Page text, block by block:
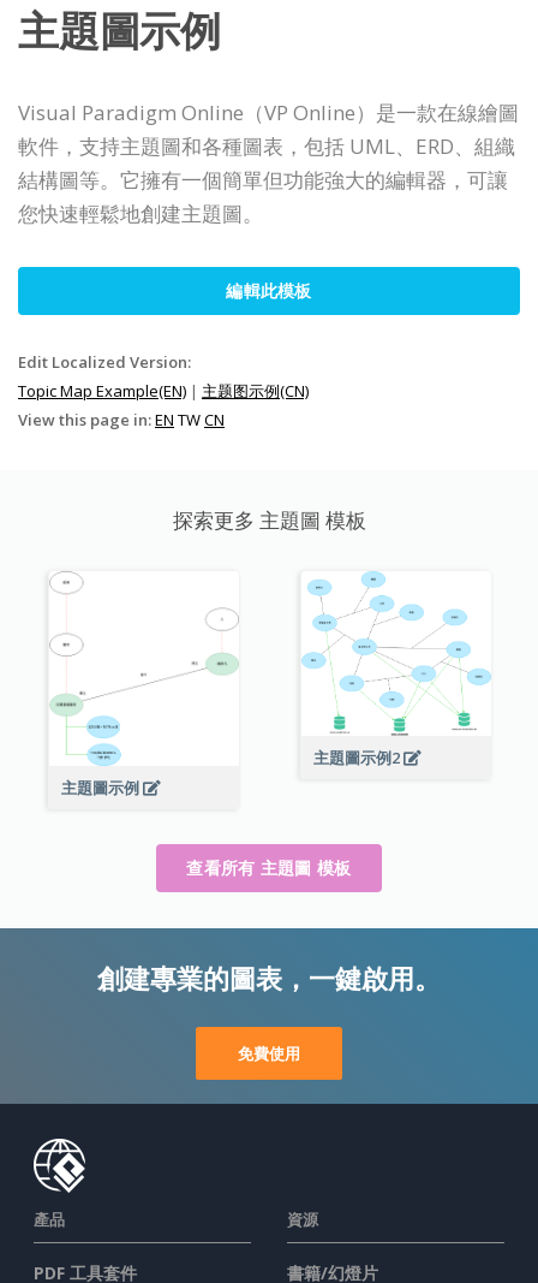
主題圖示例
Visual Paradigm Online（VP Online）是一款在線繪圖
軟件，支持主題圖和各種圖表，包括 UML、ERD、組織
結構圖等。它擁有一個簡單但功能強大的編輯器，可讓
您快速輕鬆地創建主題圖。
編輯此模板
Edit Localized Version:
Topic Map Example(EN) | 主题图示例(CN)
View this page in:EN TWCN
探索更多 主題圖 模板
主題圖示例
主題圖示例2
查看所有 主題圖 模板
創建專業的圖表，一鍵啟用。
免費使用
產品
PDF 工具套件
資源
書籍/幻燈片